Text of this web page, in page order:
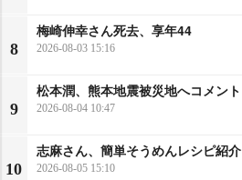
8
梅崎伸幸さん死去、享年44
2026-08-03 15:16
9
松本潤、熊本地震被災地へコメント
2026-08-04 10:47
10
志麻さん、簡単そうめんレシピ紹介
2026-08-05 15:10